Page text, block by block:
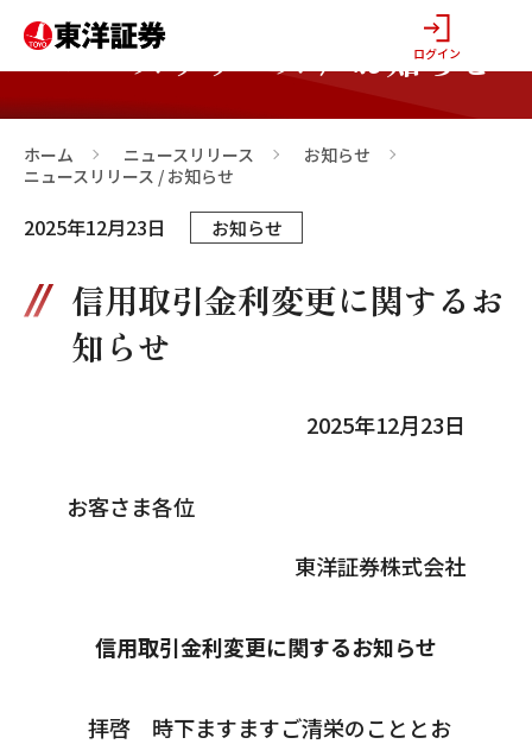
ログイン
ニュースリリース / お知らせ
ホーム >
ニュースリリース >
お知らせ
ニュースリリース / お知らせ
2025年12月23日 お知らせ
信用取引金利変更に関するお
知らせ
2025年12月23日
お客さま各位
東洋証券株式会社
信用取引金利変更に関するお知らせ
拝啓 時下ますますご清栄のこととお